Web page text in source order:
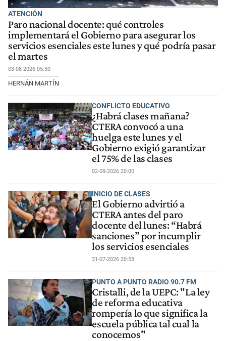
ATENCIÓN
Paro nacional docente: qué controles
implementará el Gobierno para asegurar los
servicios esenciales este lunes y qué podría pasar
el martes
03-08-2026 05:30
HERNÁN MARTÍN
CONFLICTO EDUCATIVO
¿Habrá clases mañana?
CTERA convocó a una
huelga este lunes y el
Gobierno exigió garantizar
el 75% de las clases
02-08-2026 20:00
INICIO DE CLASES
El Gobierno advirtió a
CTERA antes del paro
docente del lunes: “Habrá
sanciones” por incumplir
los servicios esenciales
31-07-2026 20:53
PUNTO A PUNTO RADIO 90.7 FM
Cristalli, de la UEPC: "La ley
de reforma educativa
rompería lo que significa la
escuela pública tal cual la
conocemos"